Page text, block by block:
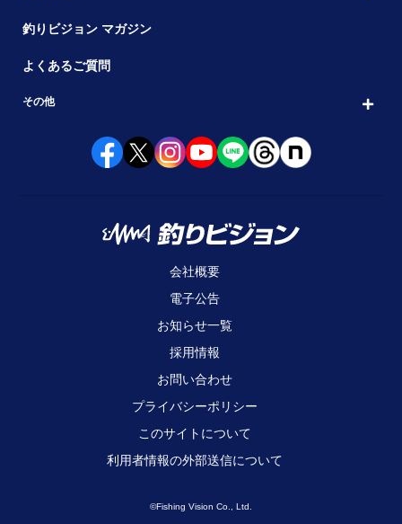
釣りビジョン マガジン
よくあるご質問
その他
会社概要
電子公告
お知らせ一覧
採用情報
お問い合わせ
プライバシーポリシー
このサイトについて
利用者情報の外部送信について
©Fishing Vision Co., Ltd.